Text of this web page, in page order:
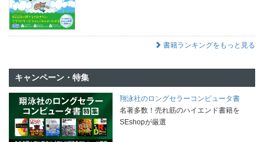
書籍ランキングをもっと見る
キャンペーン・特集
翔泳社のロングセラーコンピュータ書
名著多数！売れ筋のハイエンド書籍を
SEshopが厳選